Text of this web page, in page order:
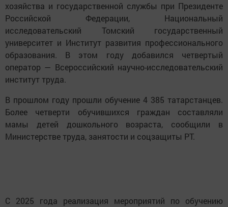
хозяйства и государственной службы при Президенте
Российской Федерации, Национальный
исследовательский Томский государственный
университет и Институт развития профессионального
образования. В этом году добавился четвертый
оператор — Всероссийский научно-исследовательский
институт труда.
В прошлом году прошли обучение 4 385 татарстанцев.
Более четверти обучившихся граждан составляли
мамы детей дошкольного возраста, сообщили в
Министерстве труда, занятости и соцзащиты РТ.
С 2025 года реализация мероприятий по обучению